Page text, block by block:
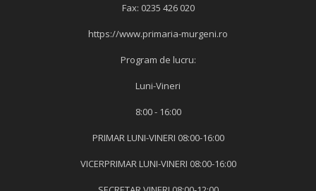
Fax: 0235 426 020
https://www.primaria-murgeni.ro
Program de lucru:
Luni-Vineri
8:00 - 16:00
PRIMAR LUNI-VINERI 08:00-16:00
VICERPRIMAR LUNI-VINERI 08:00-16:00